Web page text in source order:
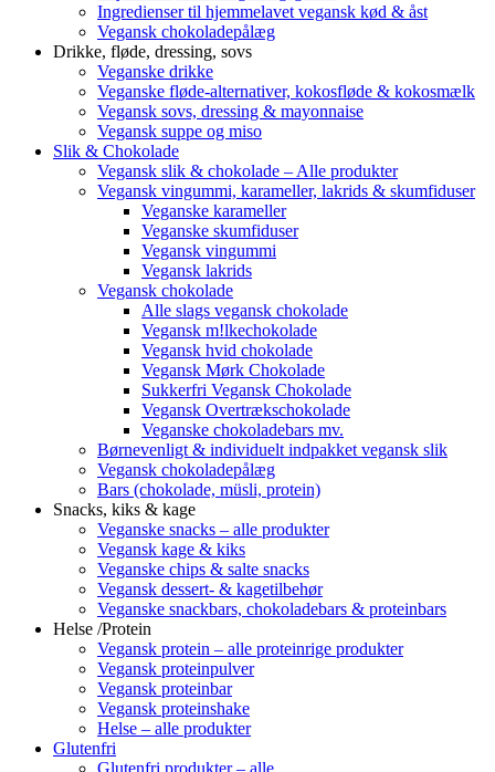
Ingredienser til hjemmelavet vegansk kød & åst
Vegansk chokoladepålæg
Drikke, fløde, dressing, sovs
Veganske drikke
Veganske fløde-alternativer, kokosfløde & kokosmælk
Vegansk sovs, dressing & mayonnaise
Vegansk suppe og miso
Slik & Chokolade
Vegansk slik & chokolade – Alle produkter
Vegansk vingummi, karameller, lakrids & skumfiduser
Veganske karameller
Veganske skumfiduser
Vegansk vingummi
Vegansk lakrids
Vegansk chokolade
Alle slags vegansk chokolade
Vegansk m!lkechokolade
Vegansk hvid chokolade
Vegansk Mørk Chokolade
Sukkerfri Vegansk Chokolade
Vegansk Overtrækschokolade
Veganske chokoladebars mv.
Børnevenligt & individuelt indpakket vegansk slik
Vegansk chokoladepålæg
Bars (chokolade, müsli, protein)
Snacks, kiks & kage
Veganske snacks – alle produkter
Vegansk kage & kiks
Veganske chips & salte snacks
Vegansk dessert- & kagetilbehør
Veganske snackbars, chokoladebars & proteinbars
Helse /Protein
Vegansk protein – alle proteinrige produkter
Vegansk proteinpulver
Vegansk proteinbar
Vegansk proteinshake
Helse – alle produkter
Glutenfri
Glutenfri produkter – alle